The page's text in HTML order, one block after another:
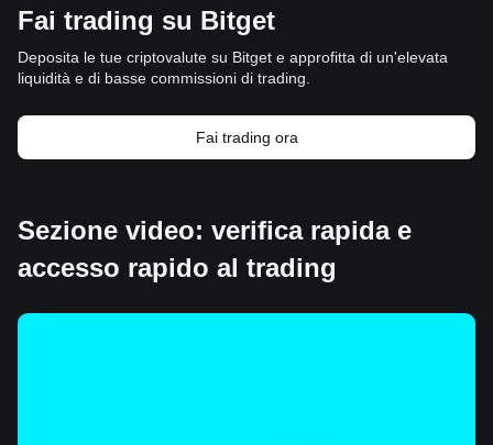
Fai trading su Bitget
Deposita le tue criptovalute su Bitget e approfitta di un'elevata
liquidità e di basse commissioni di trading.
Fai trading ora
Sezione video: verifica rapida e
accesso rapido al trading